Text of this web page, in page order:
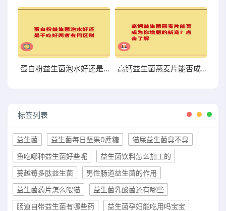
蛋白粉益生菌泡水好还是干吃好两者有何区别 高钙益生菌燕麦片能否成为你增肥的新宠？点击了解
标签列表
益生菌 益生菌每日坚果0蔗糖
猫屎益生菌臭不臭
鱼吃哪种益生菌好些呢
益生菌饮料怎么加工的
蔓越莓多肽益生菌
男性肠道益生菌的作用
益生菌药片怎么喂猫
益生菌乳酸菌还有哪些
肠道自带益生菌有哪些药
益生菌孕妇能吃用吗宝宝